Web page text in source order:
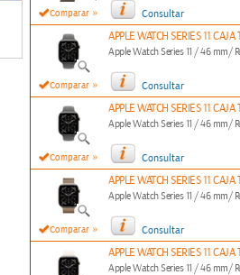
Comparar » Consultar
Comparar »
APPLE WATCH SERIES 11
Apple Watch Series 11 / 46 mm/
Consultar
Comparar »
APPLE WATCH SERIES 11
Apple Watch Series 11 / 46 mm/
Consultar
Comparar »
APPLE WATCH SERIES 11
Apple Watch Series 11 / 46 mm/
Consultar
APPLE WATCH SERIES 11
Apple Watch Series 11 / 46 mm/